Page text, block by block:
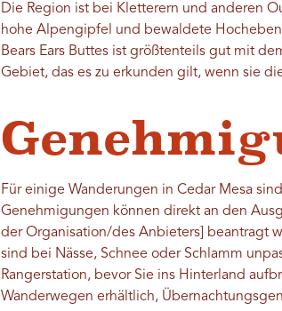
Die Region ist bei Kletterern und anderen
hohe Alpengipfel und bewaldete
Bears Ears Buttes ist größtenteils gut mit
Gebiet, das es zu erkunden gilt, wenn sie
Für einige Wanderungen in Cedar Mesa
Genehmigungen können direkt an den
der Organisation/des Anbieters] beantragt
sind bei Nässe, Schnee oder Schlamm
Rangerstation, bevor Sie ins Hinterland
Wanderwegen erhältlich,